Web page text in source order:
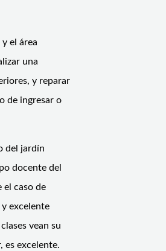
el área
una
y reparar
de ingresar o
del jardín
docente del
el caso de
y excelente
vean su
es excelente.